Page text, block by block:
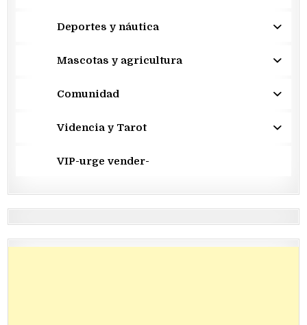
Deportes y náutica
Mascotas y agricultura
Comunidad
Videncia y Tarot
VIP-urge vender-